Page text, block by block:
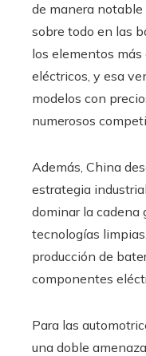
de manera
sobre todo en las
los elementos
eléctricos, y esa
modelos con
numerosos
Además, China
estrategia
dominar la cadena
tecnologías
producción de
componentes
Para las
una doble